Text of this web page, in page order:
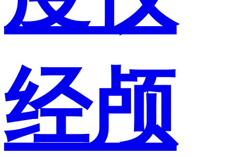
经颅